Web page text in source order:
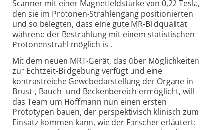
Scanner mit einer Magnetfeldstärke von 0,22 Tesla,
den sie im Protonen-Strahlengang positionierten
und so belegten, dass eine gute MR-Bildqualität
während der Bestrahlung mit einem statistischen
Protonenstrahl möglich ist.
Mit dem neuen MRT-Gerät, das über Möglichkeiten
zur Echtzeit-Bildgebung verfügt und eine
kontrastreiche Gewebedarstellung der Organe in
Brust-, Bauch- und Beckenbereich ermöglicht, will
das Team um Hoffmann nun einen ersten
Prototypen bauen, der perspektivisch klinisch zum
Einsatz kommen kann, wie der Forscher erläutert: